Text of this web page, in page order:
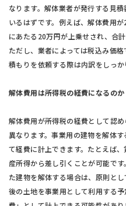
なります。解体業者が発行する見
いるはずです。例えば、解体費用
にあたる20万円が上乗せされ、合
ただし、業者によっては税込み価
積もりを依頼する際は内訳をしっか
解体費用は所得税の経費になるのか
解体費用が所得税の経費として認
異なります。事業用の建物を解体
て経費に計上できます。たとえば
産所得から差し引くことが可能で
た建物を解体する場合は、原則と
後の土地を事業用として利用する